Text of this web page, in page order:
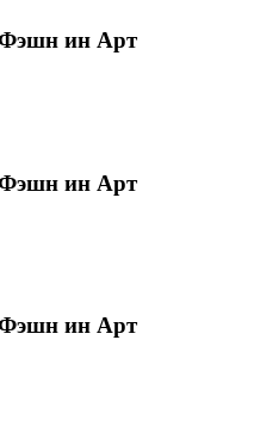
ин Арт
ин Арт
ин Арт